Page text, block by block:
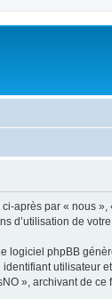
par « nous
d’utilisation de
phpBB
utilisateur
», archivant de